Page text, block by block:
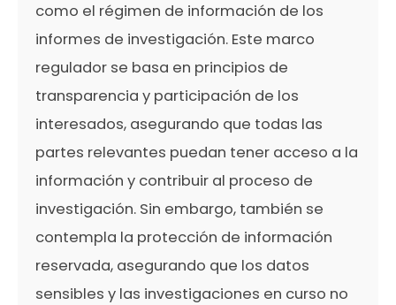
como el régimen de información de los
informes de investigación. Este marco
regulador se basa en principios de
transparencia y participación de los
interesados, asegurando que todas las
partes relevantes puedan tener acceso a la
información y contribuir al proceso de
investigación. Sin embargo, también se
contempla la protección de información
reservada, asegurando que los datos
sensibles y las investigaciones en curso no